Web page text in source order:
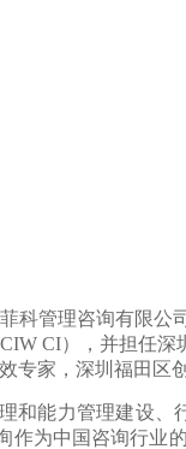
科管理咨询有限公
CI），并担任
家，深圳福田区
和能力管理建设、
为中国咨询行业